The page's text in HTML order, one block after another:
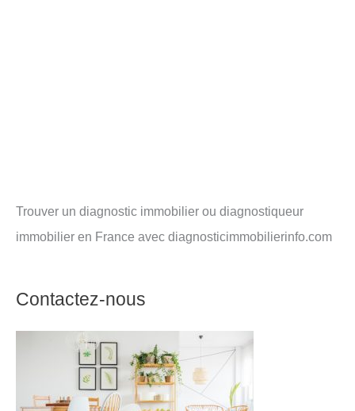
Trouver un diagnostic immobilier ou diagnostiqueur
immobilier en France avec diagnosticimmobilierinfo.com
Contactez-nous